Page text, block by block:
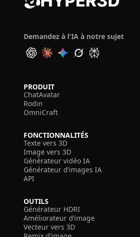
Demandez à l'IA à notre sujet
PRODUIT
ChatAvatar
Rodin
OmniCraft
FONCTIONNALITÉS
Texte vers 3D
Image vers 3D
Générateur vidéo IA
Générateur d’images IA
API
OUTILS
Générateur HDRI
Améliorateur d’image
Vecteur vers 3D